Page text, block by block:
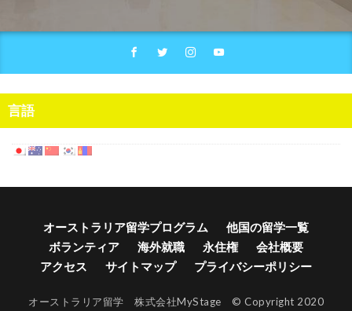
言語
オーストラリア留学プログラム
他国の留学一覧
ボランティア
海外就職 永住権
会社概要
アクセス
サイトマップ プライバシーポリシー
オーストラリア留学 株式会社MyStage © Copyright 2020